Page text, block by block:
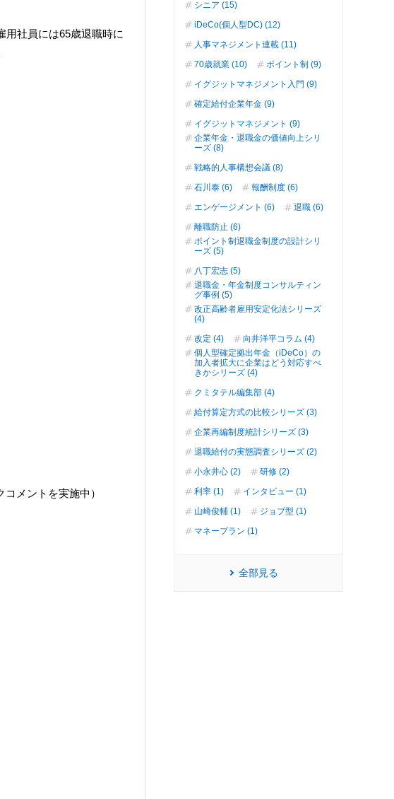
用社員には65歳退職時に
メントを実施中）
シニア (15)
iDeCo(個人型DC) (12)
人事マネジメント連載 (11)
70歳就業 (10)
ポイント制 (9)
イグジットマネジメント入門 (9)
確定給付企業年金 (9)
イグジットマネジメント (9)
企業年金・退職金の価値向上シリ
ーズ (8)
戦略的人事構想会議 (8)
石川泰 (6)
報酬制度 (6)
エンゲージメント (6)
退職 (6)
離職防止 (6)
ポイント制退職金制度の設計シリ
ーズ (5)
八丁宏志 (5)
退職金・年金制度コンサルティン
グ事例 (5)
改正高齢者雇用安定化法シリーズ
(4)
改定 (4)
向井洋平コラム (4)
個人型確定拠出年金（iDeCo）の
加入者拡大に企業はどう対応すべ
きかシリーズ (4)
クミタテル編集部 (4)
給付算定方式の比較シリーズ (3)
企業再編制度統計シリーズ (3)
退職給付の実態調査シリーズ (2)
小永井心 (2)
研修 (2)
利率 (1)
インタビュー (1)
山崎俊輔 (1)
ジョブ型 (1)
マネープラン (1)
全部見る